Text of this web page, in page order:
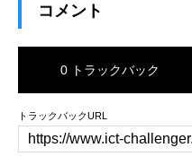
コメント
0 トラックバック
トラックバックURL